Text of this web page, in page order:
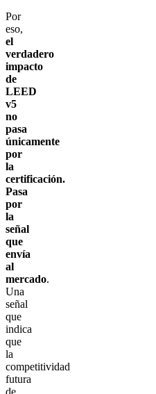
Por
eso,
el
verdadero
impacto
de
LEED
v5
no
pasa
únicamente
por
la
certificación.
Pasa
por
la
señal
que
envía
al
mercado.
Una
señal
que
indica
que
la
competitividad
futura